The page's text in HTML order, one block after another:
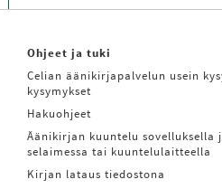
Ohjeet ja tuki
Celian äänikirjapalvelun usein
kysymykset
Hakuohjeet
Äänikirjan kuuntelu sovelluksella
selaimessa tai kuuntelulaitteella
Kirjan lataus tiedostona